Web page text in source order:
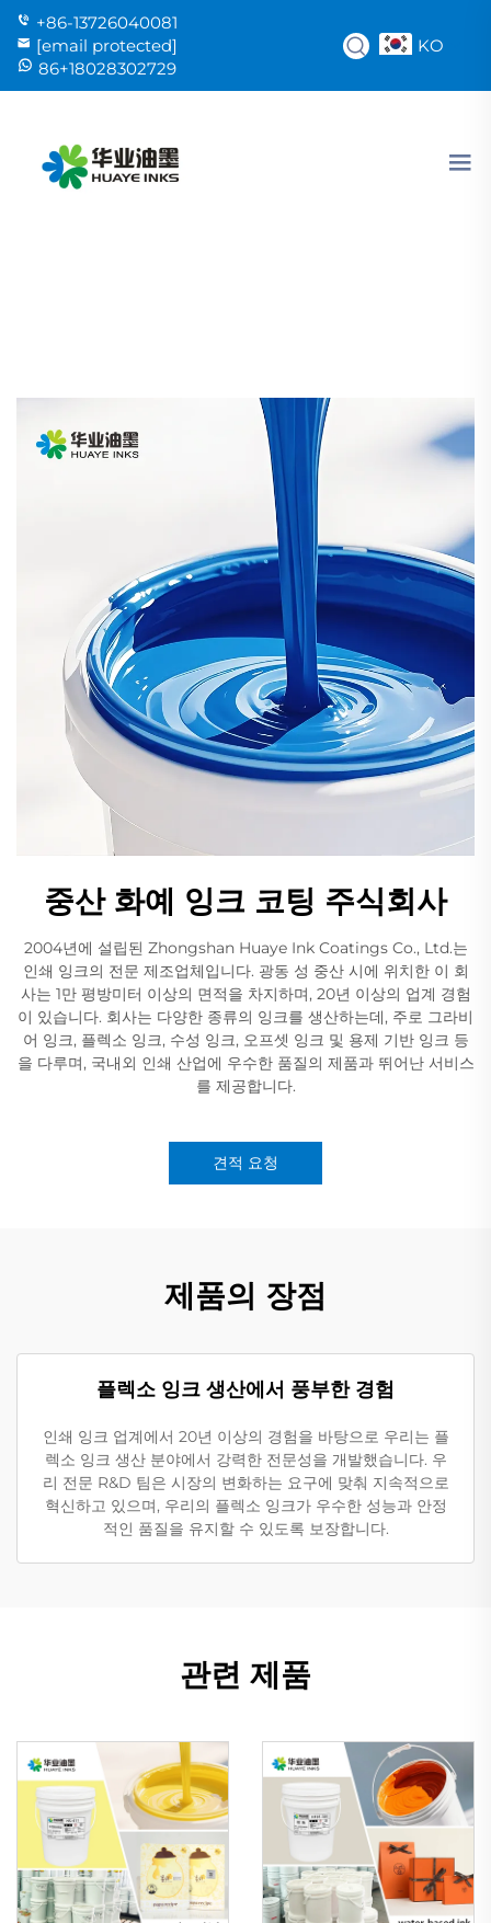
+86-13726040081
[email protected]
86+18028302729
KO
중산 화예 잉크 코팅 주식회사
2004년에 설립된 Zhongshan Huaye Ink Coatings Co., Ltd.는
인쇄 잉크의 전문 제조업체입니다. 광동 성 중산 시에 위치한 이 회
사는 1만 평방미터 이상의 면적을 차지하며, 20년 이상의 업계 경험
이 있습니다. 회사는 다양한 종류의 잉크를 생산하는데, 주로 그라비
어 잉크, 플렉소 잉크, 수성 잉크, 오프셋 잉크 및 용제 기반 잉크 등
을 다루며, 국내외 인쇄 산업에 우수한 품질의 제품과 뛰어난 서비스
를 제공합니다.
견적 요청
제품의 장점
플렉소 잉크 생산에서 풍부한 경험
인쇄 잉크 업계에서 20년 이상의 경험을 바탕으로 우리는 플
렉소 잉크 생산 분야에서 강력한 전문성을 개발했습니다. 우
리 전문 R&D 팀은 시장의 변화하는 요구에 맞춰 지속적으로
혁신하고 있으며, 우리의 플렉소 잉크가 우수한 성능과 안정
적인 품질을 유지할 수 있도록 보장합니다.
관련 제품